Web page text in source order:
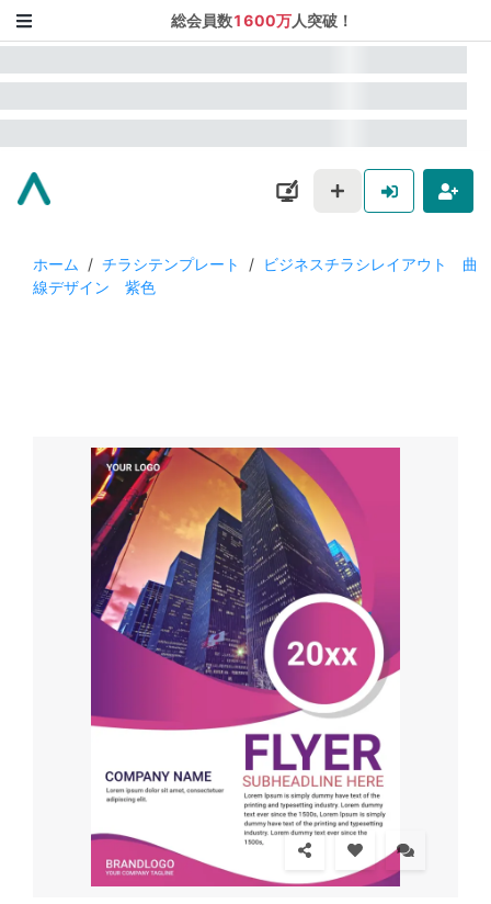
総会員数1600万人突破！
ホーム / チラシテンプレート / ビジネスチラシレイアウト 曲
線デザイン 紫色